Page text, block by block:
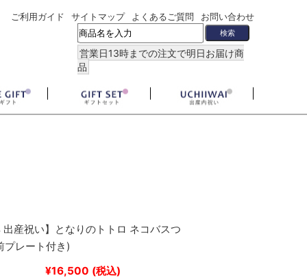
ご利用ガイド サイトマップ よくあるご質問 お問い合わせ
営業日13時までの注文で明日お届け商
品
出産祝い】となりのトトロ ネコバスつ
プレート付き)
¥16,500 (税込)